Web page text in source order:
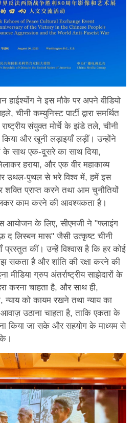
हाईश्योंग ने इस मौके पर अपने वीडियो
चीनी कम्युनिस्ट पार्टी द्वारा समर्थित
राष्ट्रीय संयुक्त मोर्चे के झंडे तले, चीनी
और खूनी लड़ाइयाँ लड़ीं। उन्होंने
के साथ एक-दूसरे का साथ दिया,
हराया, और एक वीर महाकाव्य
उथल-पुथल से भरे विश्व में, हमें इस
शक्ति प्राप्त करने तथा आम चुनौतियों
काम करने की आवश्यकता है।
आयोजन के लिए, सीएमजी ने "फ्लाइंग
द लिस्बन मारू" जैसी उत्कृष्ट चीनी
कीं। उन्हें विश्वास है कि हर कोई
सकता है और शांति की रक्षा करने की
मीडिया ग्रुप अंतर्राष्ट्रीय साझेदारों के
करना चाहता है, और साथ ही,
न्याय को कायम रखने तथा न्याय का
उठाना चाहता है, ताकि एकता के
किया जा सके और सहयोग के माध्यम से